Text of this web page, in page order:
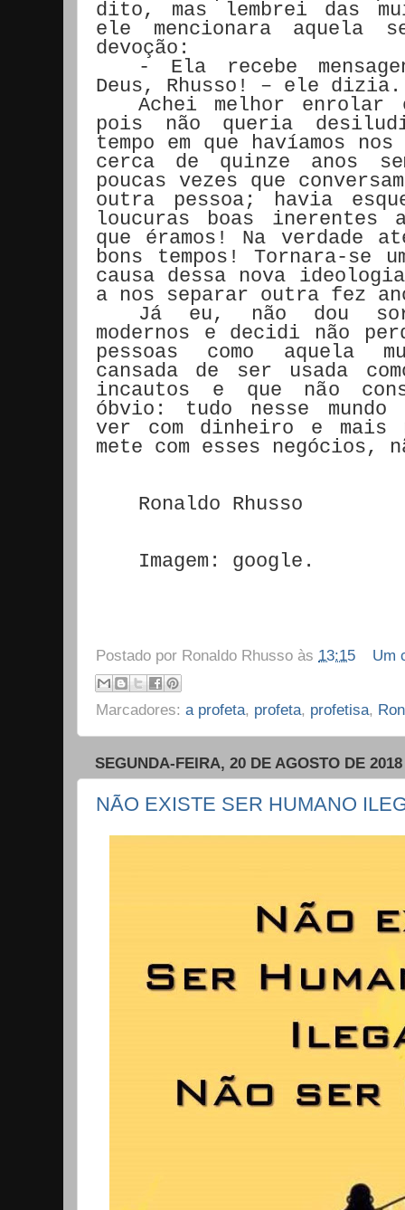
dito, mas lembrei das
ele mencionara aquela
devoção:
- Ela recebe
Deus, Rhusso! – ele
Achei melhor enrolar
pois não queria
tempo em que havíamos
cerca de quinze anos
poucas vezes que
outra pessoa; havia
loucuras boas inerentes
que éramos! Na verdade
bons tempos! Tornara-se
causa dessa nova
a nos separar outra fez
Já eu, não dou
modernos e decidi não
pessoas como aquela
cansada de ser usada
incautos e que não
óbvio: tudo nesse
ver com dinheiro e mais
mete com esses negócios,
Ronaldo Rhusso
Imagem: google.
Postado por Ronaldo Rhusso às 13:15 Um
Marcadores: a profeta, profeta, profetisa,
SEGUNDA-FEIRA, 20 DE AGOSTO DE 2018
NÃO EXISTE SER HUMANO